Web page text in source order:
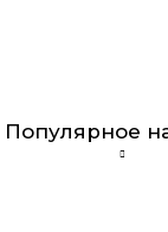
Популярное